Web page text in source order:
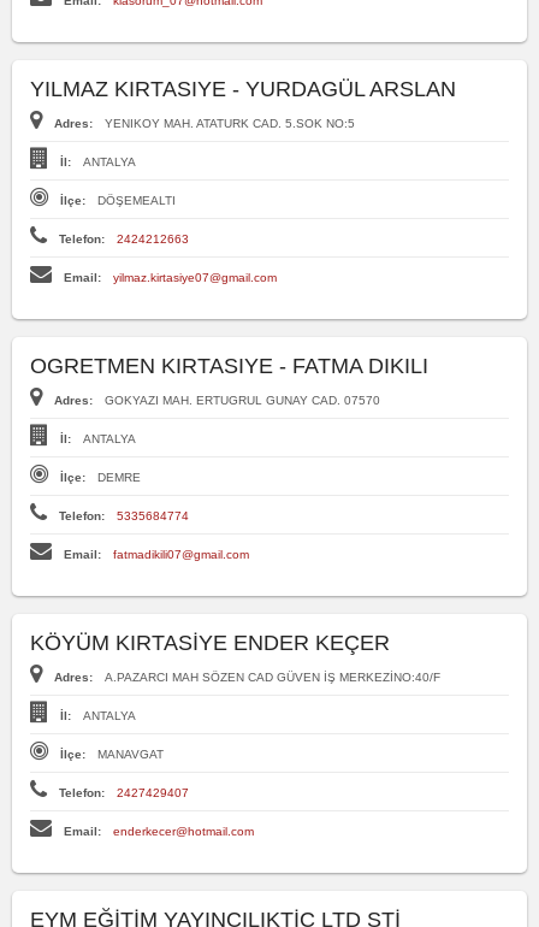
YILMAZ KIRTASIYE - YURDAGÜL ARSLAN
Adres: YENIKOY MAH. ATATURK CAD. 5.SOK NO:5
İl: ANTALYA
İlçe: DÖŞEMEALTI
Telefon: 2424212663
Email: yilmaz.kirtasiye07@gmail.com
OGRETMEN KIRTASIYE - FATMA DIKILI
Adres: GOKYAZI MAH. ERTUGRUL GUNAY CAD. 07570
İl: ANTALYA
İlçe: DEMRE
Telefon: 5335684774
Email: fatmadikili07@gmail.com
KÖYÜM KIRTASİYE ENDER KEÇER
Adres: A.PAZARCI MAH SÖZEN CAD GÜVEN İŞ MERKEZİNO:40/F
İl: ANTALYA
İlçe: MANAVGAT
Telefon: 2427429407
Email: enderkecer@hotmail.com
EYM EĞİTİM YAYINCILIKTİC LTD ŞTİ